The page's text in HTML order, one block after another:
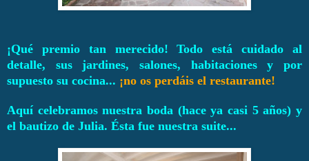
¡Qué premio tan merecido! Todo está cuidado al
detalle, sus jardines, salones, habitaciones y por
supuesto su cocina... ¡no os perdáis el restaurante!
Aquí celebramos nuestra boda (hace ya casi 5 años) y
el bautizo de Julia. Ésta fue nuestra suite...